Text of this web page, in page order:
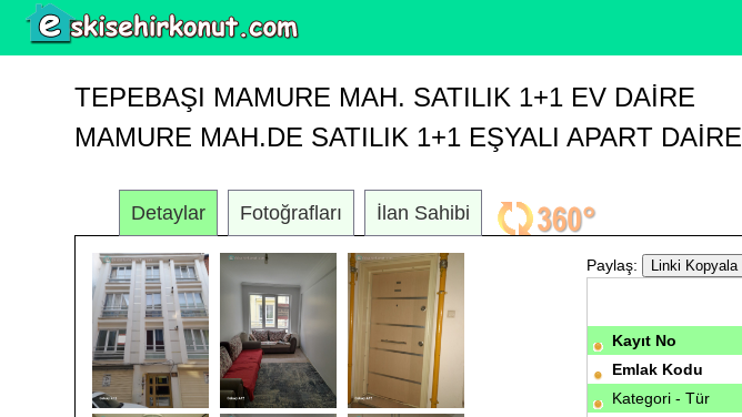
TEPEBAŞI MAMURE MAH. SATILIK 1+1 EV DAIRE
MAMURE MAH.DE SATILIK 1+1 EŞYALI APART DAİRE
Detaylar Fotoğrafları İlan Sahibi
Paylaş:
Kayıt No
Emlak Kodu
Kategori - Tür